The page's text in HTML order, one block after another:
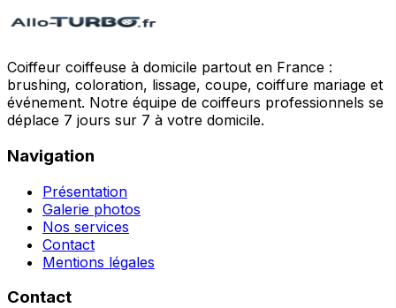
Coiffeur coiffeuse à domicile partout en France :
brushing, coloration, lissage, coupe, coiffure mariage et
événement. Notre équipe de coiffeurs professionnels se
déplace 7 jours sur 7 à votre domicile.
Navigation
Présentation
Galerie photos
Nos services
Contact
Mentions légales
Contact